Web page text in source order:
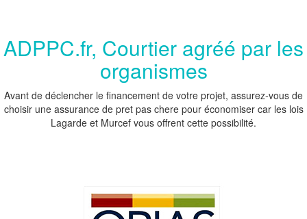
ADPPC.fr, Courtier agréé par les
organismes
Avant de déclencher le financement de votre projet, assurez-vous de
choisir une assurance de pret pas chere pour économiser car les lois
Lagarde et Murcef vous offrent cette possibilité.